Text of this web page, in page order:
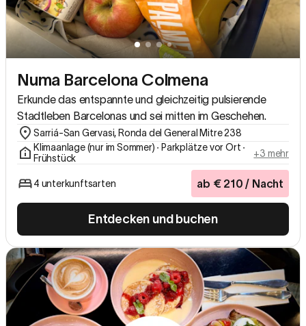
Numa Barcelona Colmena
Erkunde das entspannte und gleichzeitig pulsierende
Stadtleben Barcelonas und sei mitten im Geschehen.
Sarriá-San Gervasi, Ronda del General Mitre 238
Klimaanlage (nur im Sommer) ∙ Parkplätze vor Ort ∙
Frühstück
+3 mehr
4 unterkunftsarten ab € 210 / Nacht
Entdecken und buchen